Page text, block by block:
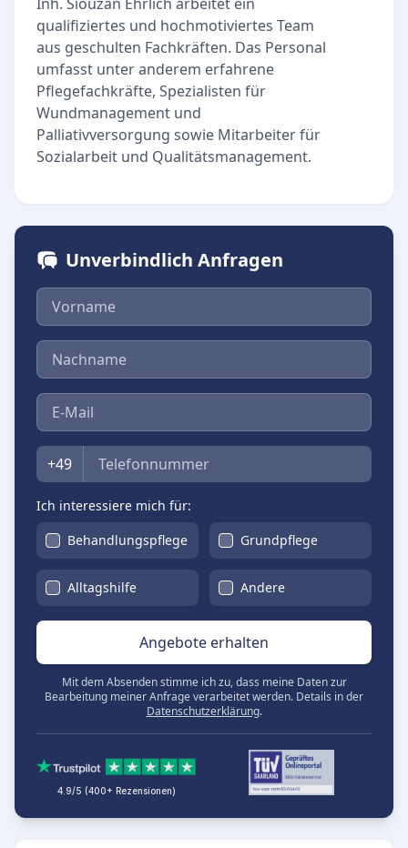
qualifiziertes und hochmotiviertes Team
aus geschulten Fachkräften. Das Personal
umfasst unter anderem erfahrene
Pflegefachkräfte, Spezialisten für
Wundmanagement und
Palliativversorgung sowie Mitarbeiter für
Sozialarbeit und Qualitätsmanagement.
Unverbindlich Anfragen
Vorname
Nachname
E-Mail
Telefon
+49
Ich interessiere mich für:
Behandlungspflege
Grundpflege
Alltagshilfe Andere
Angebote erhalten
Mit dem Absenden stimme ich zu, dass meine Daten zur
Bearbeitung meiner Anfrage verarbeitet werden. Details in der
Datenschutzerklärung.
4.9/5 (400+ Rezensionen)